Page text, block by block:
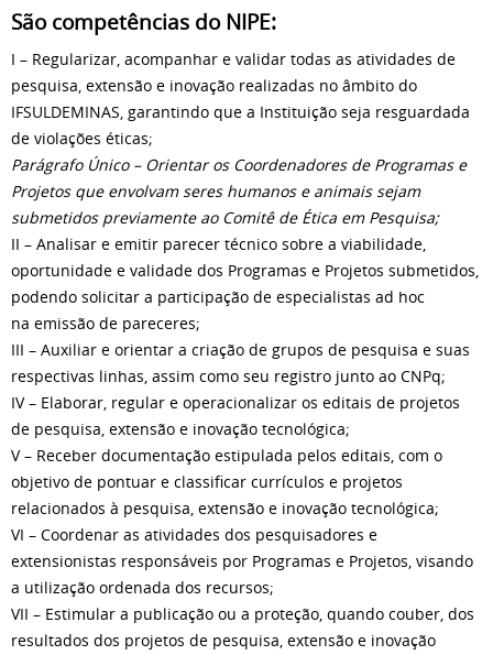
São competências do NIPE:
I – Regularizar, acompanhar e validar todas as atividades de
pesquisa, extensão e inovação realizadas no âmbito do
IFSULDEMINAS, garantindo que a Instituição seja resguardada
de violações éticas;
Parágrafo Único – Orientar os Coordenadores de Programas e
Projetos que envolvam seres humanos e animais sejam
submetidos previamente ao Comitê de Ética em Pesquisa;
II – Analisar e emitir parecer técnico sobre a viabilidade,
oportunidade e validade dos Programas e Projetos submetidos,
podendo solicitar a participação de especialistas ad hoc
na emissão de pareceres;
III – Auxiliar e orientar a criação de grupos de pesquisa e suas
respectivas linhas, assim como seu registro junto ao CNPq;
IV – Elaborar, regular e operacionalizar os editais de projetos
de pesquisa, extensão e inovação tecnológica;
V – Receber documentação estipulada pelos editais, com o
objetivo de pontuar e classificar currículos e projetos
relacionados à pesquisa, extensão e inovação tecnológica;
VI – Coordenar as atividades dos pesquisadores e
extensionistas responsáveis por Programas e Projetos, visando
a utilização ordenada dos recursos;
VII – Estimular a publicação ou a proteção, quando couber, dos
resultados dos projetos de pesquisa, extensão e inovação